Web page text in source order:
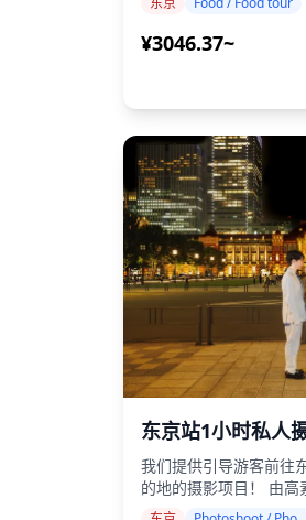
![]
(https://
(https://
交活动。 何不加入著名的东京上班族，尝试深受喜
爱的日本美食，如"御好
在热门酒吧和居酒屋尝
导游那里了解历史背景和趣闻 ◆包含 ・5个
和季节性食物的美食站
包含 ・酒店接送服务
料或食物 ◆行程 ・集合点：麦当劳赤羽站东口 导游
将简要介绍赤羽并促进参与
地居酒屋和购物街 在
串。 ・赤羽地区夜景漫步 沉浸在老城区的复古魅力
中，体验日本的怀旧氛围。 ・日本酒吧体验
当地菜肴和清酒 品尝
造的清酒。 在探索过程中，沿途还能找到许多知名
且受欢迎的日本连锁店
有关纪念品和附近可探索
加信息 ・需要2人或以
・不推荐素食者或需要
限20岁及以上成人参加
¥3046.37~
东京站1小时私人
我们提供引导游客前往
的地的摄影项目！ 由
合您的旅行日程，捕捉